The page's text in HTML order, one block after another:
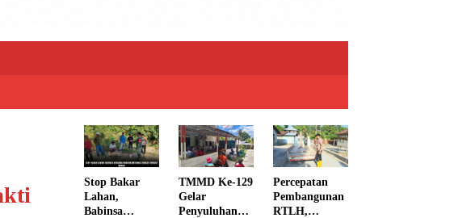
Stop Bakar
Lahan,
Babinsa
TMMD Ke-129
Gelar
Penyuluhan
Percepatan
Pembangunan
RTLH,